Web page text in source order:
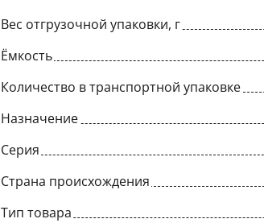
Вес отгрузочной упаковки, г
Ёмкость
Количество в транспортной упаковке
Назначение
Серия
Страна происхождения
Тип товара